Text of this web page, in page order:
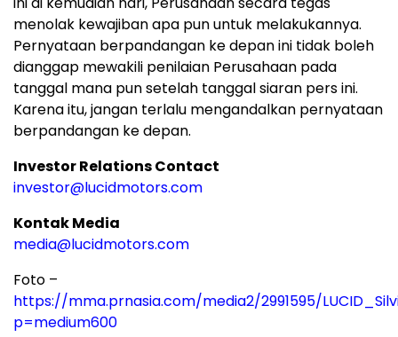
menolak kewajiban apa pun untuk melakukannya.
Pernyataan berpandangan ke depan ini tidak boleh
dianggap mewakili penilaian Perusahaan pada
tanggal mana pun setelah tanggal siaran pers ini.
Karena itu, jangan terlalu mengandalkan pernyataan
berpandangan ke depan.
Investor Relations Contact
investor@lucidmotors.com
Kontak Media
media@lucidmotors.com
Foto –
https://mma.prnasia.com/media2/2991595/
p=medium600